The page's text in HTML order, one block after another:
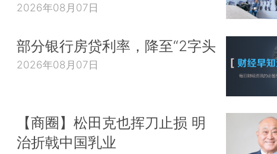
2026年08月07日
部分银行房贷利率，降至“2字头
2026年08月07日
【商圈】松田克也挥刀止损 明
治折戟中国乳业